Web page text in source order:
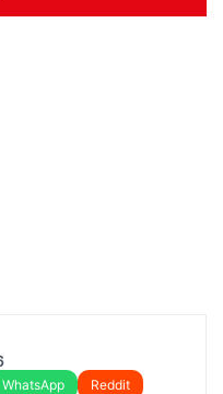
WhatsApp
Reddit